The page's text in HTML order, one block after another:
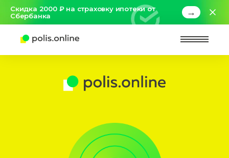
Скидка 2000 ₽ на страховку ипотеки от
Сбербанка
→